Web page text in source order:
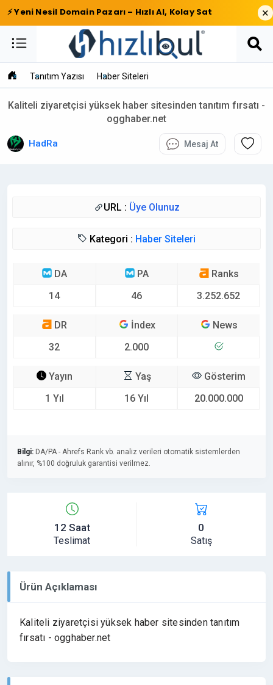
⚡ Yeni Nesil Domain Pazarı – Hızlı Al, Kolay Sat ×
Tanıtım Yazısı Haber Siteleri
Kaliteli ziyaretçisi yüksek haber sitesinden tanıtım fırsatı -
ogghaber.net
HadRa Mesaj At
URL : Üye Olunuz
Kategori : Haber Siteleri
DA
14
PA
46
Ranks
3.252.652
DR
32
İndex
2.000
News
Yayın
1 Yıl
Yaş
16 Yıl
Gösterim
20.000.000
Bilgi: DA/PA - Ahrefs Rank vb. analiz verileri otomatik sistemlerden
alınır, %100 doğruluk garantisi verilmez.
12 Saat
Teslimat
0
Satış
Ürün Açıklaması
Kaliteli ziyaretçisi yüksek haber sitesinden tanıtım
fırsatı - ogghaber.net